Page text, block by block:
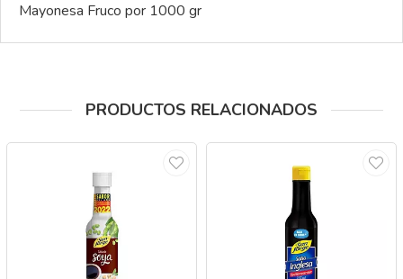
Mayonesa Fruco por 1000 gr
PRODUCTOS RELACIONADOS